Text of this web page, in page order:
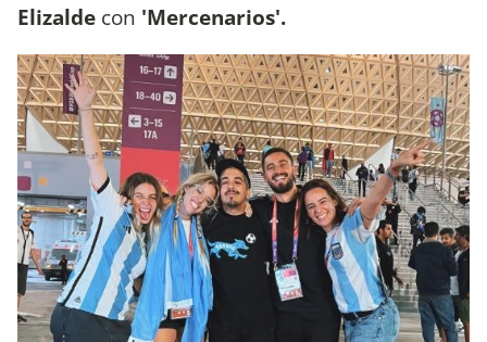
Elizalde con 'Mercenarios'.